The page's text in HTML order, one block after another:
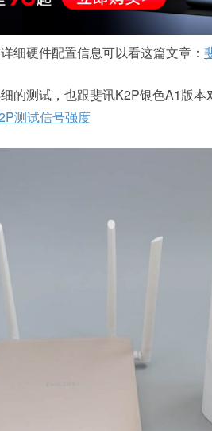
细硬件配置信息可以看这篇文章：
的测试，也跟斐讯K2P银色A1版
测试信号强度